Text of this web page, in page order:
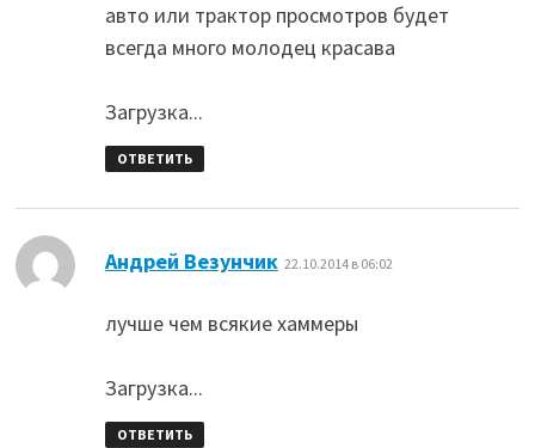
авто или трактор просмотров будет
всегда много молодец красава
Загрузка...
ОТВЕТИТЬ
Андрей Везунчик 22.10.2014 в 06:02
лучше чем всякие хаммеры
Загрузка...
ОТВЕТИТЬ